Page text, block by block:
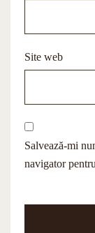
Site web
Salvează-mi
navigator